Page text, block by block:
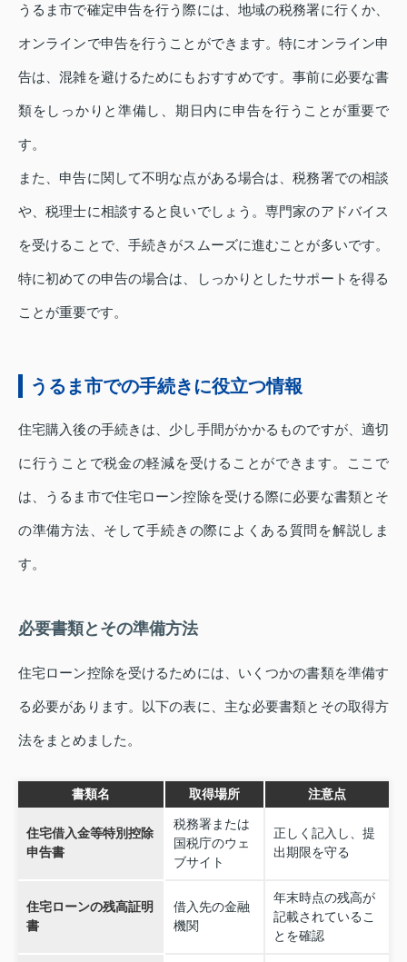
うるま市で確定申告を行う際には、地域の税務署に行くか、
オンラインで申告を行うことができます。特にオンライン申
告は、混雑を避けるためにもおすすめです。事前に必要な書
類をしっかりと準備し、期日内に申告を行うことが重要で
す。
また、申告に関して不明な点がある場合は、税務署での相談
や、税理士に相談すると良いでしょう。専門家のアドバイス
を受けることで、手続きがスムーズに進むことが多いです。
特に初めての申告の場合は、しっかりとしたサポートを得る
ことが重要です。
うるま市での手続きに役立つ情報
住宅購入後の手続きは、少し手間がかかるものですが、適切
に行うことで税金の軽減を受けることができます。ここで
は、うるま市で住宅ローン控除を受ける際に必要な書類とそ
の準備方法、そして手続きの際によくある質問を解説しま
す。
必要書類とその準備方法
住宅ローン控除を受けるためには、いくつかの書類を準備す
る必要があります。以下の表に、主な必要書類とその取得方
法をまとめました。
書類名 取得場所 注意点
住宅借入金等特別控除
申告書
税務署または
国税庁のウェ
ブサイト
正しく記入し、提
出期限を守る
住宅ローンの残高証明
書
借入先の金融
機関
年末時点の残高が
記載されているこ
とを確認